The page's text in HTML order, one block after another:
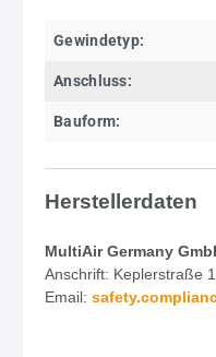
Gewindetyp:
Anschluss:
Bauform:
Herstellerdaten
MultiAir Germany
Anschrift: Keplerstraße
Email: safety.